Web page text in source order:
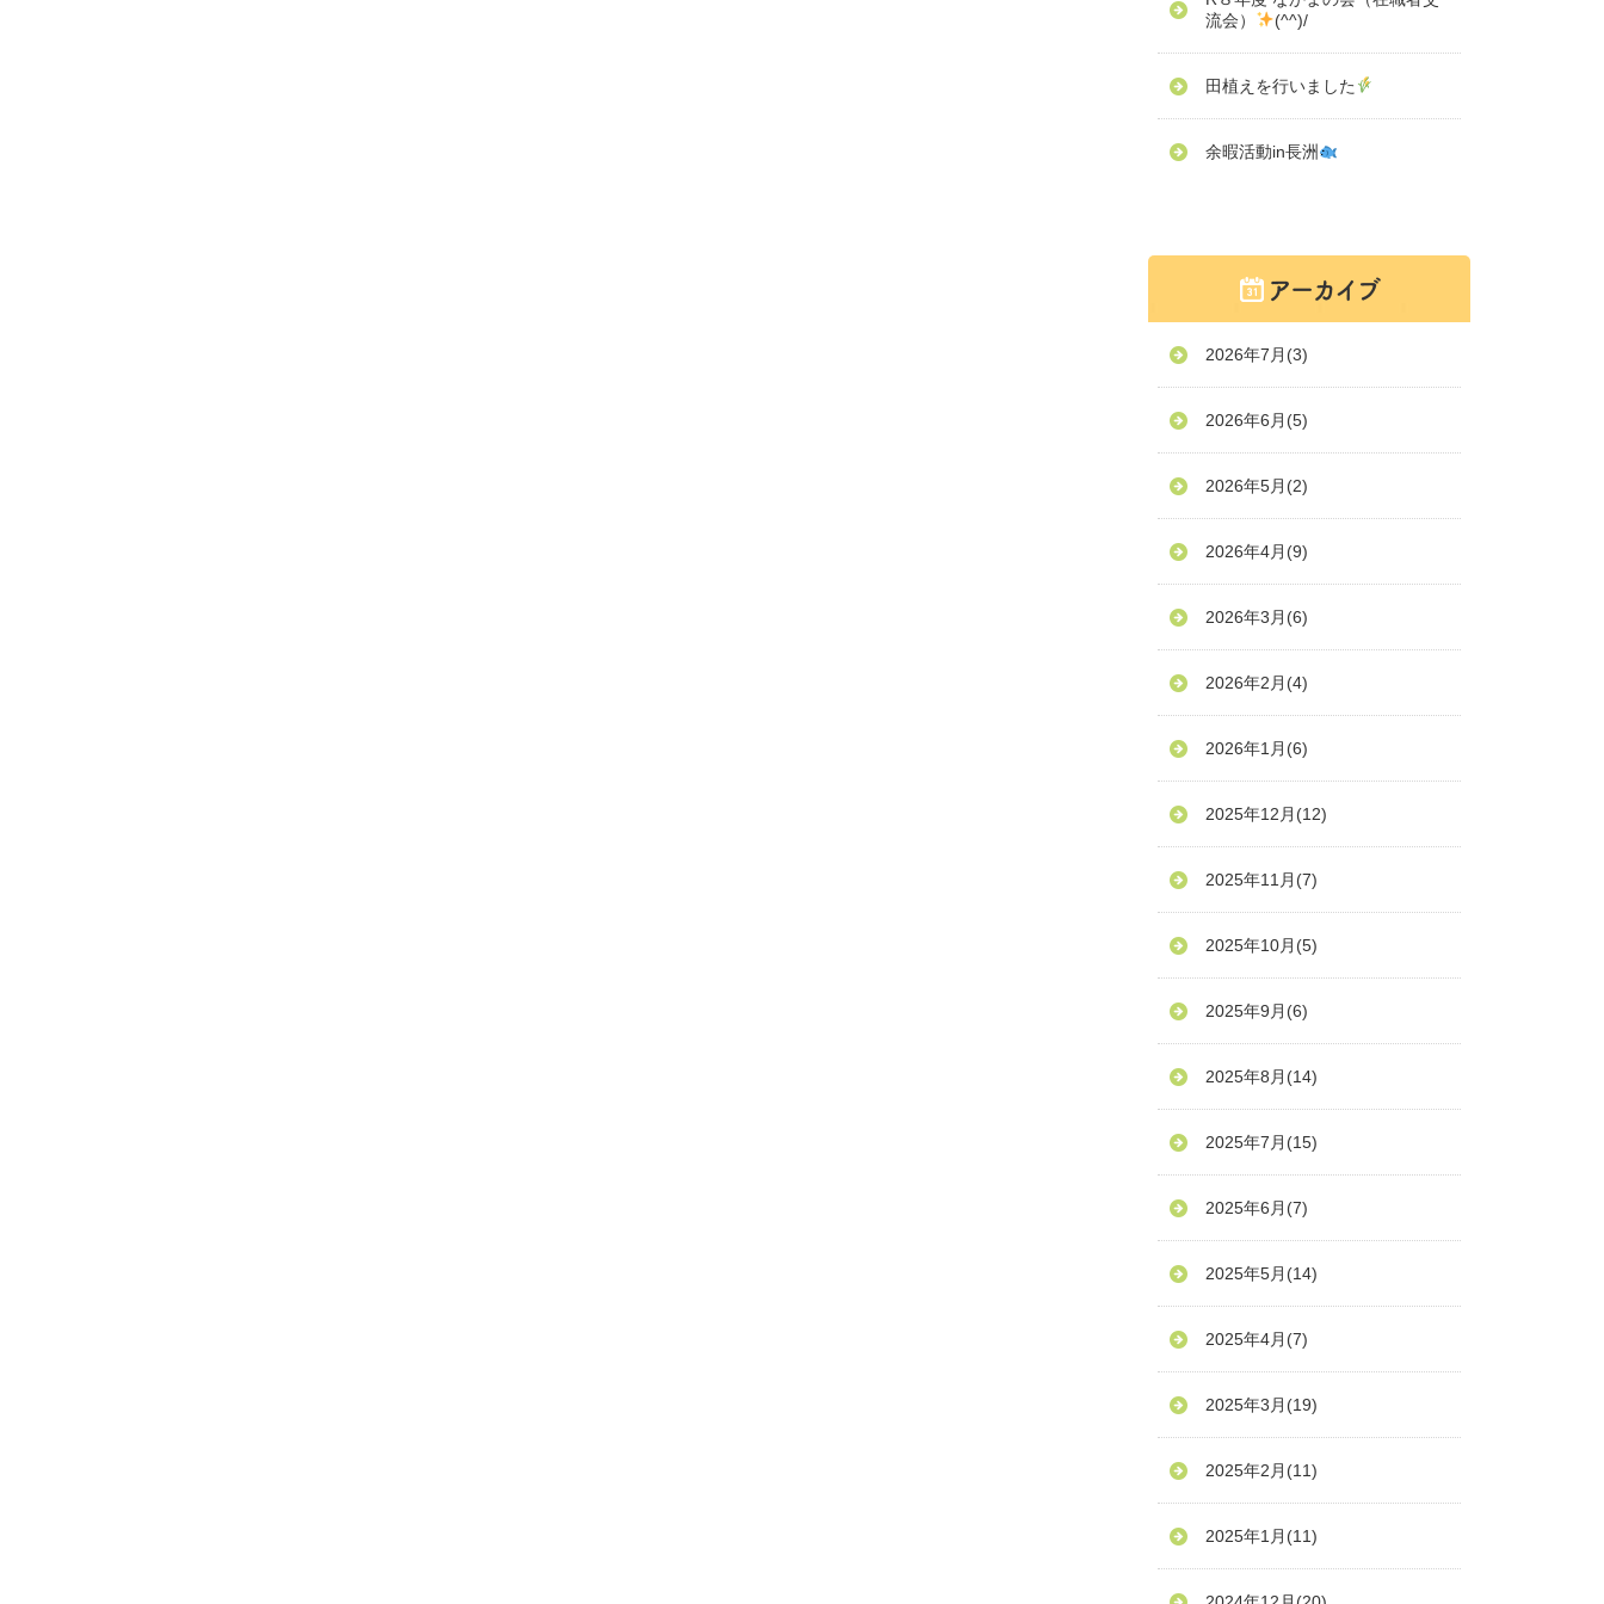
流会）
(^^)/
田植えを行いました
余暇活動in長洲
2026年7月 (3)
2026年6月 (5)
2026年5月 (2)
2026年4月 (9)
2026年3月 (6)
2026年2月 (4)
2026年1月 (6)
2025年12月 (12)
2025年11月 (7)
2025年10月 (5)
2025年9月 (6)
2025年8月 (14)
2025年7月 (15)
2025年6月 (7)
2025年5月 (14)
2025年4月 (7)
2025年3月 (19)
2025年2月 (11)
2025年1月 (11)